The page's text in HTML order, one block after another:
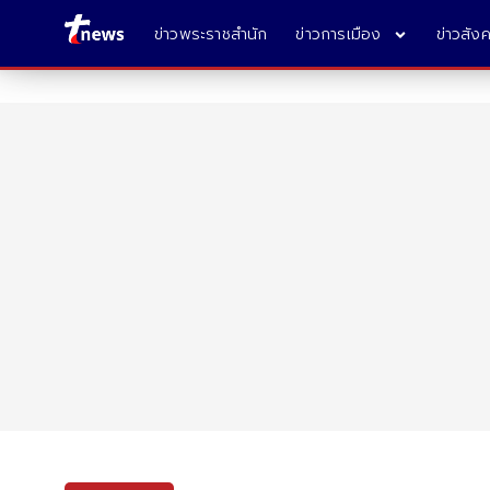
ข่าวพระราชสำนัก ข่าวการเมือง ข่าวสัง